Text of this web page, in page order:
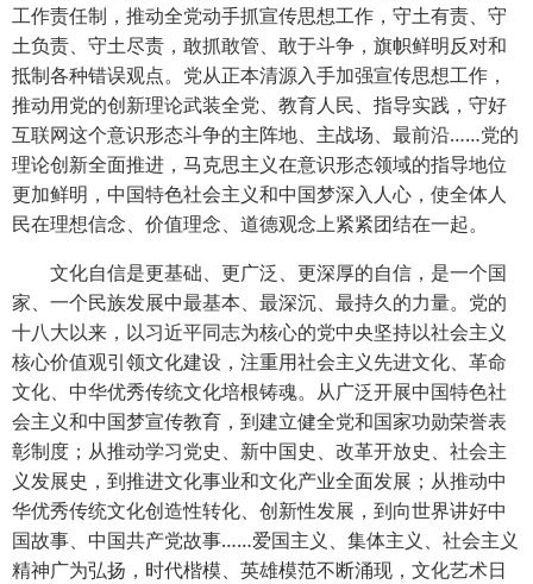
工作责任制，推动全党动手抓宣传思想工作，守土有责、守
土负责、守土尽责，敢抓敢管、敢于斗争，旗帜鲜明反对和
抵制各种错误观点。党从正本清源入手加强宣传思想工作，
推动用党的创新理论武装全党、教育人民、指导实践，守好
互联网这个意识形态斗争的主阵地、主战场、最前沿……党的
理论创新全面推进，马克思主义在意识形态领域的指导地位
更加鲜明，中国特色社会主义和中国梦深入人心，使全体人
民在理想信念、价值理念、道德观念上紧紧团结在一起。
文化自信是更基础、更广泛、更深厚的自信，是一个国
家、一个民族发展中最基本、最深沉、最持久的力量。党的
十八大以来，以习近平同志为核心的党中央坚持以社会主义
核心价值观引领文化建设，注重用社会主义先进文化、革命
文化、中华优秀传统文化培根铸魂。从广泛开展中国特色社
会主义和中国梦宣传教育，到建立健全党和国家功勋荣誉表
彰制度；从推动学习党史、新中国史、改革开放史、社会主
义发展史，到推进文化事业和文化产业全面发展；从推动中
华优秀传统文化创造性转化、创新性发展，到向世界讲好中
国故事、中国共产党故事……爱国主义、集体主义、社会主义
精神广为弘扬，时代楷模、英雄模范不断涌现，文化艺术日